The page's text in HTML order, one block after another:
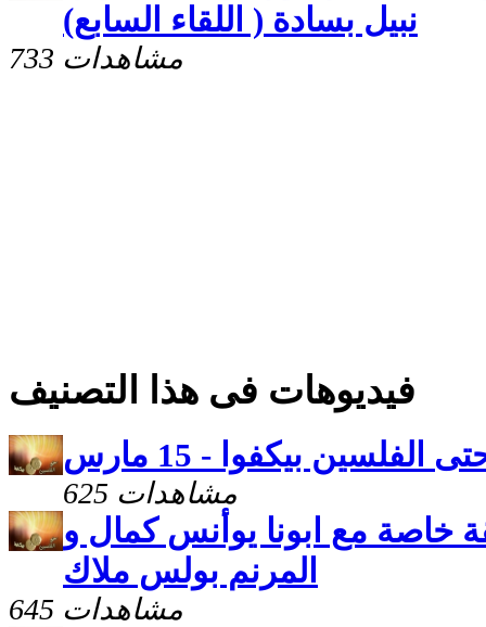
نبيل بسادة ( اللقاء السابع)
733 مشاهدات
فيديوهات فى هذا التصنيف
الفلسين بيكفوا - 15 مارس
625 مشاهدات
خاصة مع ابونا يوأنس كمال و
المرنم بولس ملاك
645 مشاهدات